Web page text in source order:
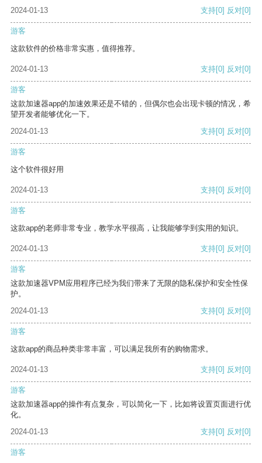
2024-01-13 支持[0] 反对[0]
游客
这款软件的价格非常实惠，值得推荐。
2024-01-13 支持[0] 反对[0]
游客
这款加速器app的加速效果还是不错的，但偶尔也会出现卡顿的情况，希
望开发者能够优化一下。
2024-01-13
支持[0] 反对[0]
游客
这个软件很好用
2024-01-13 支持[0] 反对[0]
游客
这款app的老师非常专业，教学水平很高，让我能够学到实用的知识。
2024-01-13 支持[0] 反对[0]
游客
这款加速器VPM应用程序已经为我们带来了无限的隐私保护和安全性保
护。
2024-01-13
支持[0] 反对[0]
游客
这款app的商品种类非常丰富，可以满足我所有的购物需求。
2024-01-13 支持[0] 反对[0]
游客
这款加速器app的操作有点复杂，可以简化一下，比如将设置页面进行优
化。
2024-01-13
支持[0] 反对[0]
游客